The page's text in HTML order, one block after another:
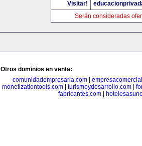
Visitar!
Serán consideradas
Otros dominios en venta:
comunidadempresaria.com
monetizationtools.com| turismoydesarrollo.com|
fabricantes.com|